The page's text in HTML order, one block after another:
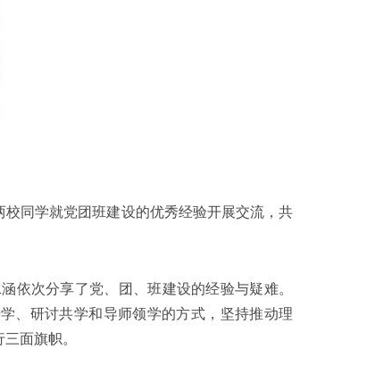
同学就党团班建设的优秀经验开展交流，共
依次分享了党、团、班建设的经验与疑难。
、研讨共学和导师领学的方式，坚持推动理
面旗帜。